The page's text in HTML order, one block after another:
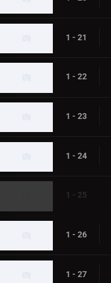
1 - 21
1 - 22
1 - 23
1 - 24
1 - 25
1 - 26
1 - 27